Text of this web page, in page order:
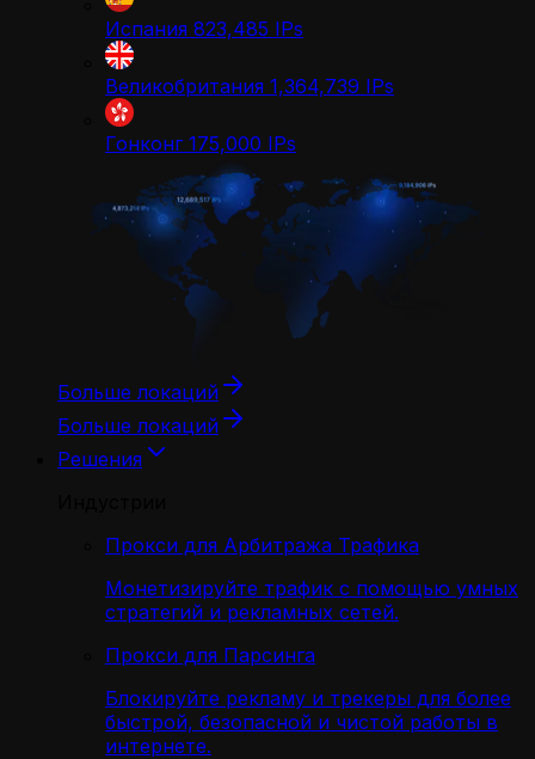
Испания 823,485 IPs
Великобритания 1,364,739 IPs
Гонконг 175,000 IPs
Больше локаций
Больше локаций
Решения
Прокси для Арбитража Трафика
Монетизируйте трафик с помощью умных
стратегий и рекламных сетей.
Прокси для Парсинга
Блокируйте рекламу и трекеры для более
быстрой, безопасной и чистой работы в
интернете.